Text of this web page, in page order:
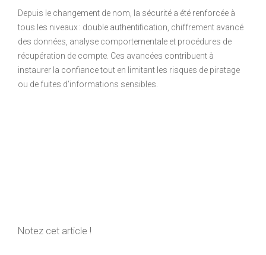
Depuis le changement de nom, la sécurité a été renforcée à
tous les niveaux : double authentification, chiffrement avancé
des données, analyse comportementale et procédures de
récupération de compte. Ces avancées contribuent à
instaurer la confiance tout en limitant les risques de piratage
ou de fuites d’informations sensibles.
Notez cet article !